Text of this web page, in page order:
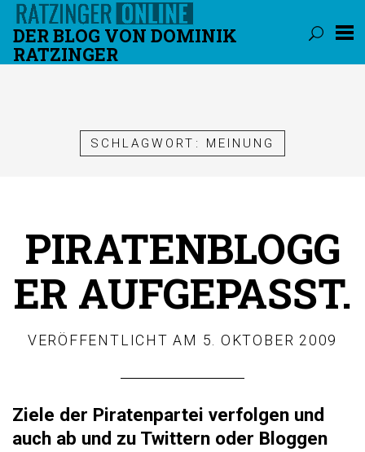
DER BLOG VON DOMINIK
RATZINGER
SCHLAGWORT: MEINUNG
PIRATENBLOGG
ER AUFGEPASST.
VERÖFFENTLICHT AM 5. OKTOBER 2009
Ziele der Piratenpartei verfolgen und
auch ab und zu Twittern oder Bloggen